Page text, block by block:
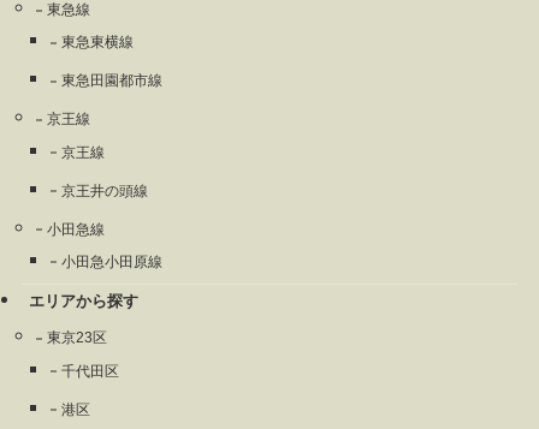
東急線
東急東横線
東急田園都市線
京王線
京王線
京王井の頭線
小田急線
小田急小田原線
エリアから探す
東京23区
千代田区
港区